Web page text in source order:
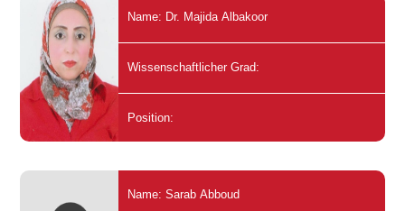
Name: Dr. Majida Albakoor
Wissenschaftlicher Grad:
Position:
Name: Sarab Abboud